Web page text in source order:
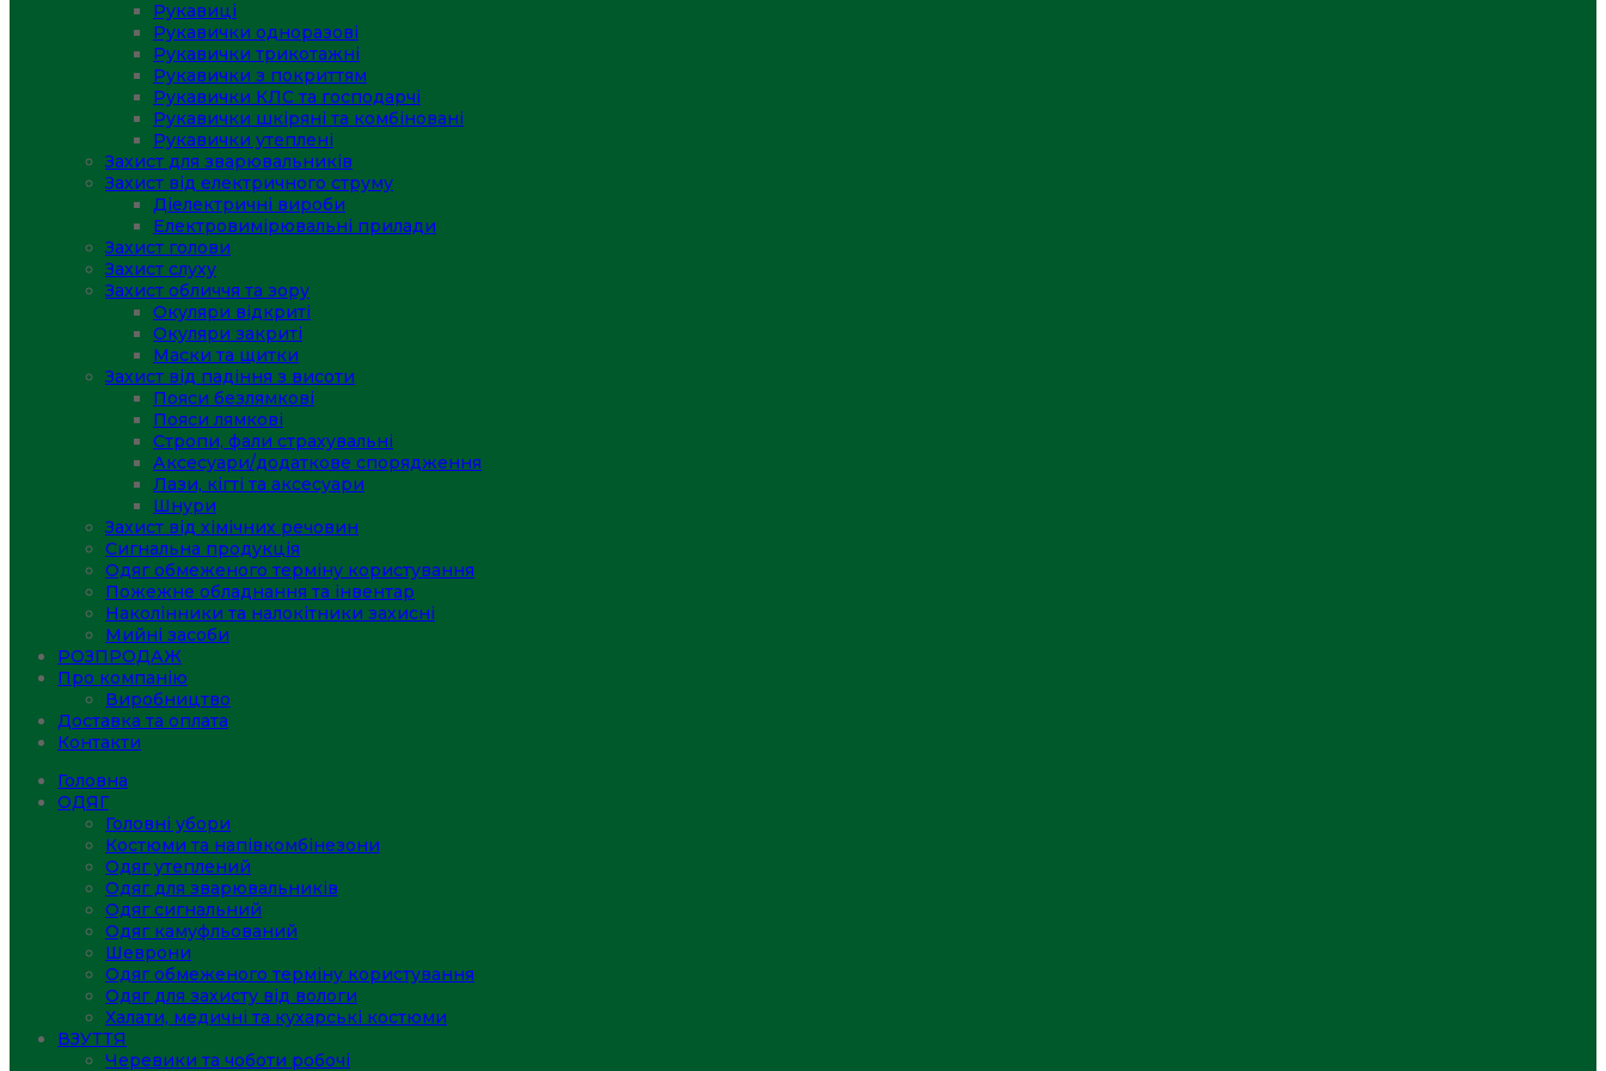
Рукавиці
Рукавички одноразові
Рукавички трикотажні
Рукавички з покриттям
Рукавички КЛС та господарчі
Рукавички шкіряні та комбіновані
Рукавички утеплені
Захист для зварювальників
Захист від електричного струму
Діелектричні вироби
Електровимірювальні прилади
Захист голови
Захист слуху
Захист обличчя та зору
Окуляри відкриті
Окуляри закриті
Маски та щитки
Захист від падіння з висоти
Пояси безлямкові
Пояси лямкові
Стропи, фали страхувальні
Аксесуари/додаткове спорядження
Лази, кігті та аксесуари
Шнури
Захист від хімічних речовин
Сигнальна продукція
Одяг обмеженого терміну користування
Пожежне обладнання та інвентар
Наколінники та налокітники захисні
Мийні засоби
РОЗПРОДАЖ
Про компанію
Виробництво
Доставка та оплата
Контакти
Головна
ОДЯГ
Головні убори
Костюми та напівкомбінезони
Одяг утеплений
Одяг для зварювальників
Одяг сигнальний
Одяг камуфльований
Шеврони
Одяг обмеженого терміну користування
Одяг для захисту від вологи
Халати, медичні та кухарські костюми
ВЗУТТЯ
Черевики та чоботи робочі